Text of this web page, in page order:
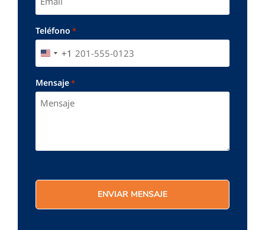
Teléfono *
UNITED STATES +1
+1
Mensaje*